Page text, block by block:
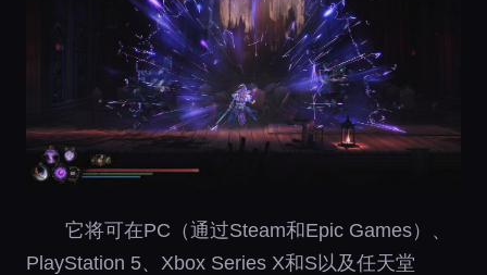
它将可在PC（通过Steam和Epic Games）、
PlayStation 5、Xbox Series X和S以及任天堂